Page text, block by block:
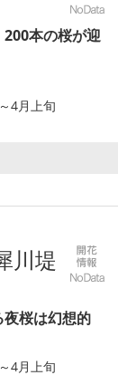
本の桜が迎
4月上旬
川堤
桜は幻想的
4月上旬